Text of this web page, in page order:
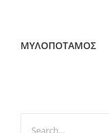
ΜΥΛΟΠΟΤΑΜΟΣ
Search